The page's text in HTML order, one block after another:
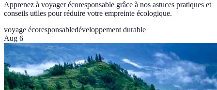
Apprenez à voyager écoresponsable grâce à nos astuces pratiques et
conseils utiles pour réduire votre empreinte écologique.
voyage écoresponsabledéveloppement durable
Aug 6